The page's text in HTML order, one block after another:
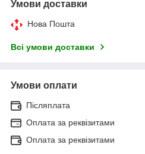
Умови доставки
Нова Пошта
Всі умови доставки
Умови оплати
Післяплата
Оплата за реквізитами
Оплата за реквізитами